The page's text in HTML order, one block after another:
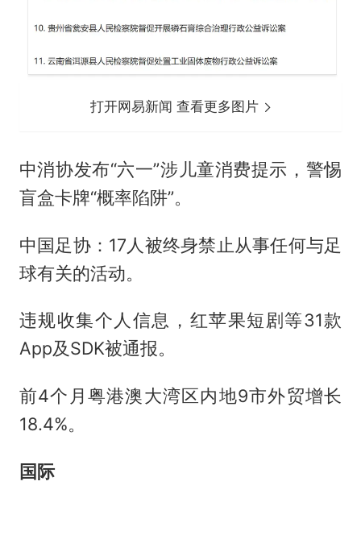
打开网易新闻 查看更多图片
中消协发布“六一”涉儿童消费提示，警惕
盲盒卡牌“概率陷阱”。
中国足协：17人被终身禁止从事任何与足
球有关的活动。
违规收集个人信息，红苹果短剧等31款
App及SDK被通报。
前4个月粤港澳大湾区内地9市外贸增长
18.4%。
国际